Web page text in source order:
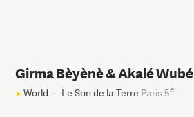
Girma Bèyènè & Akalé Wubé
World – Le Son de la Terre Paris 5e